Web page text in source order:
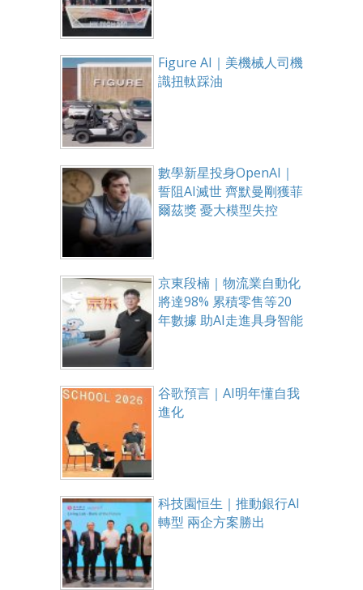
Figure AI｜美機械人司機
識扭軚踩油
數學新星投身OpenAI｜
誓阻AI滅世 齊默曼剛獲菲
爾茲獎 憂大模型失控
京東段楠｜物流業自動化
將達98% 累積零售等20
年數據 助AI走進具身智能
谷歌預言｜AI明年懂自我
進化
科技園恒生｜推動銀行AI
轉型 兩企方案勝出